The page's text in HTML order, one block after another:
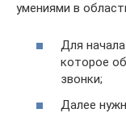
умениями в
Для
которое
звонки;
Далее